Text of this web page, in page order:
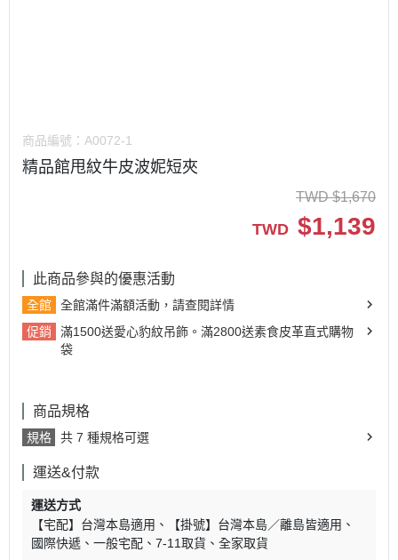
商品編號： A0072-1
精品館甩紋牛皮波妮短夾
TWD $1,670
TWD $1,139
此商品參與的優惠活動
全館
全館滿件滿額活動，請查閱詳情
促銷
滿1500送愛心豹紋吊飾。滿2800送素食皮革直式購物
袋
商品規格
規格 共 7 種規格可選
運送&付款
運送方式
【宅配】台灣本島適用
【掛號】台灣本島／離島皆適用
國際快遞
一般宅配 7-11取貨
全家取貨